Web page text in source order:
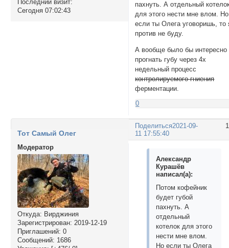
Последний визит:
Сегодня 07:02:43
пахнуть. А отдельный
для этого нести мне влом. Но
если ты Олега уговоришь, то
против не буду.
А вообще было бы интересно
прогнать губу через 4х
недельный процесс
контролируемого гниения
ферментации.
0
Поделиться2021-09-
11 17:55:40
Тот Самый Олег
Модератор
Откуда: Вирджиния
Зарегистрирован: 2019-12-19
Приглашений: 0
Сообщений: 1686
Александр
Курашёв
написал(а):
Потом кофейник
будет губой
пахнуть. А
отдельный
котелок для этого
нести мне влом.
Но если ты Олега